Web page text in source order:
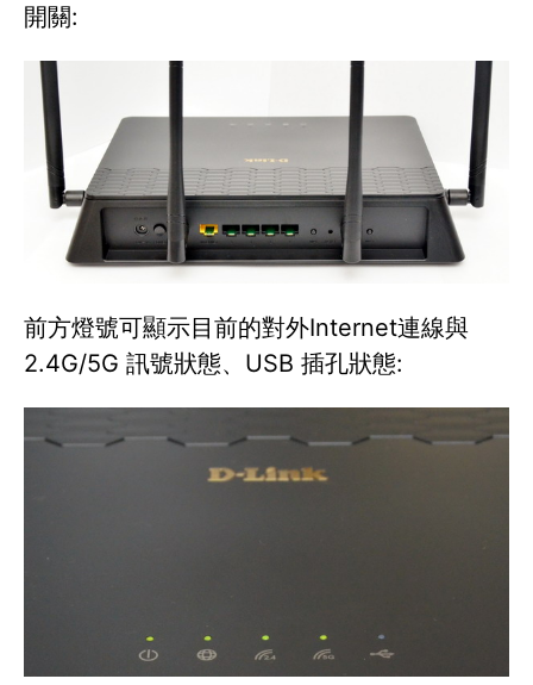
開關:
前方燈號可顯示目前的對外Internet連線與
2.4G/5G 訊號狀態、USB 插孔狀態: